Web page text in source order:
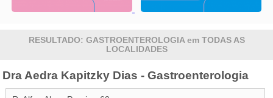
RESULTADO: GASTROENTEROLOGIA em TODAS AS
LOCALIDADES
Dra Aedra Kapitzky Dias - Gastroenterologia